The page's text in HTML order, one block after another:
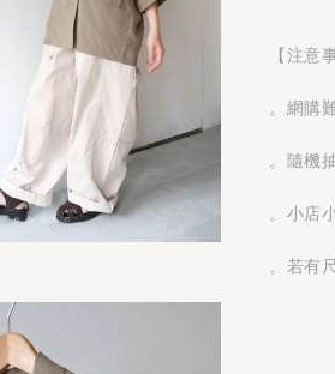
【注意
。網購
。隨機
。小店
。若有